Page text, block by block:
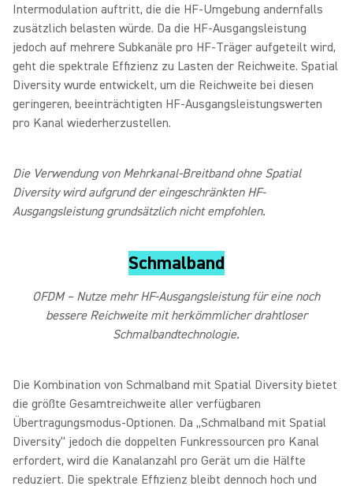
Intermodulation auftritt, die die HF-Umgebung andernfalls
zusätzlich belasten würde. Da die HF-Ausgangsleistung
jedoch auf mehrere Subkanäle pro HF-Träger aufgeteilt wird,
geht die spektrale Effizienz zu Lasten der Reichweite. Spatial
Diversity wurde entwickelt, um die Reichweite bei diesen
geringeren, beeinträchtigten HF-Ausgangsleistungswerten
pro Kanal wiederherzustellen.
Die Verwendung von Mehrkanal-Breitband ohne Spatial
Diversity wird aufgrund der eingeschränkten HF-
Ausgangsleistung grundsätzlich nicht empfohlen.
Schmalband
OFDM – Nutze mehr HF-Ausgangsleistung für eine noch
bessere Reichweite mit herkömmlicher drahtloser
Schmalbandtechnologie.
Die Kombination von Schmalband mit Spatial Diversity bietet
die größte Gesamtreichweite aller verfügbaren
Übertragungsmodus-Optionen. Da „Schmalband mit Spatial
Diversity“ jedoch die doppelten Funkressourcen pro Kanal
erfordert, wird die Kanalanzahl pro Gerät um die Hälfte
reduziert. Die spektrale Effizienz bleibt dennoch hoch und